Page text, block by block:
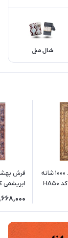
شال مبل
فرش ستاره کویر یزد 1000 شانه
کلکسیون عالی قاپو کد HA50
ابریشمی